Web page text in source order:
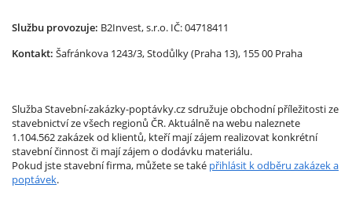
Službu provozuje: B2Invest, s.r.o. IČ: 04718411
Kontakt: Šafránkova 1243/3, Stodůlky (Praha 13), 155 00 Praha
Služba Stavební-zakázky-poptávky.cz sdružuje obchodní příležitosti ze
stavebnictví ze všech regionů ČR. Aktuálně na webu naleznete
1.104.562 zakázek od klientů, kteří mají zájem realizovat konkrétní
stavební činnost či mají zájem o dodávku materiálu.
Pokud jste stavební firma, můžete se také přihlásit k odběru zakázek a
poptávek.